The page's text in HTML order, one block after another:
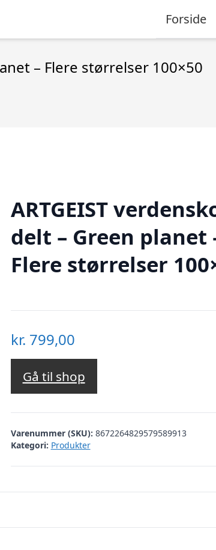
Forside
– Flere størrelser 100×50
ARTGEIST
delt – Green planet
Flere størrelser
kr. 799,00
Gå til shop
Varenummer (SKU): 8672264829579589913
Kategori: Produkter